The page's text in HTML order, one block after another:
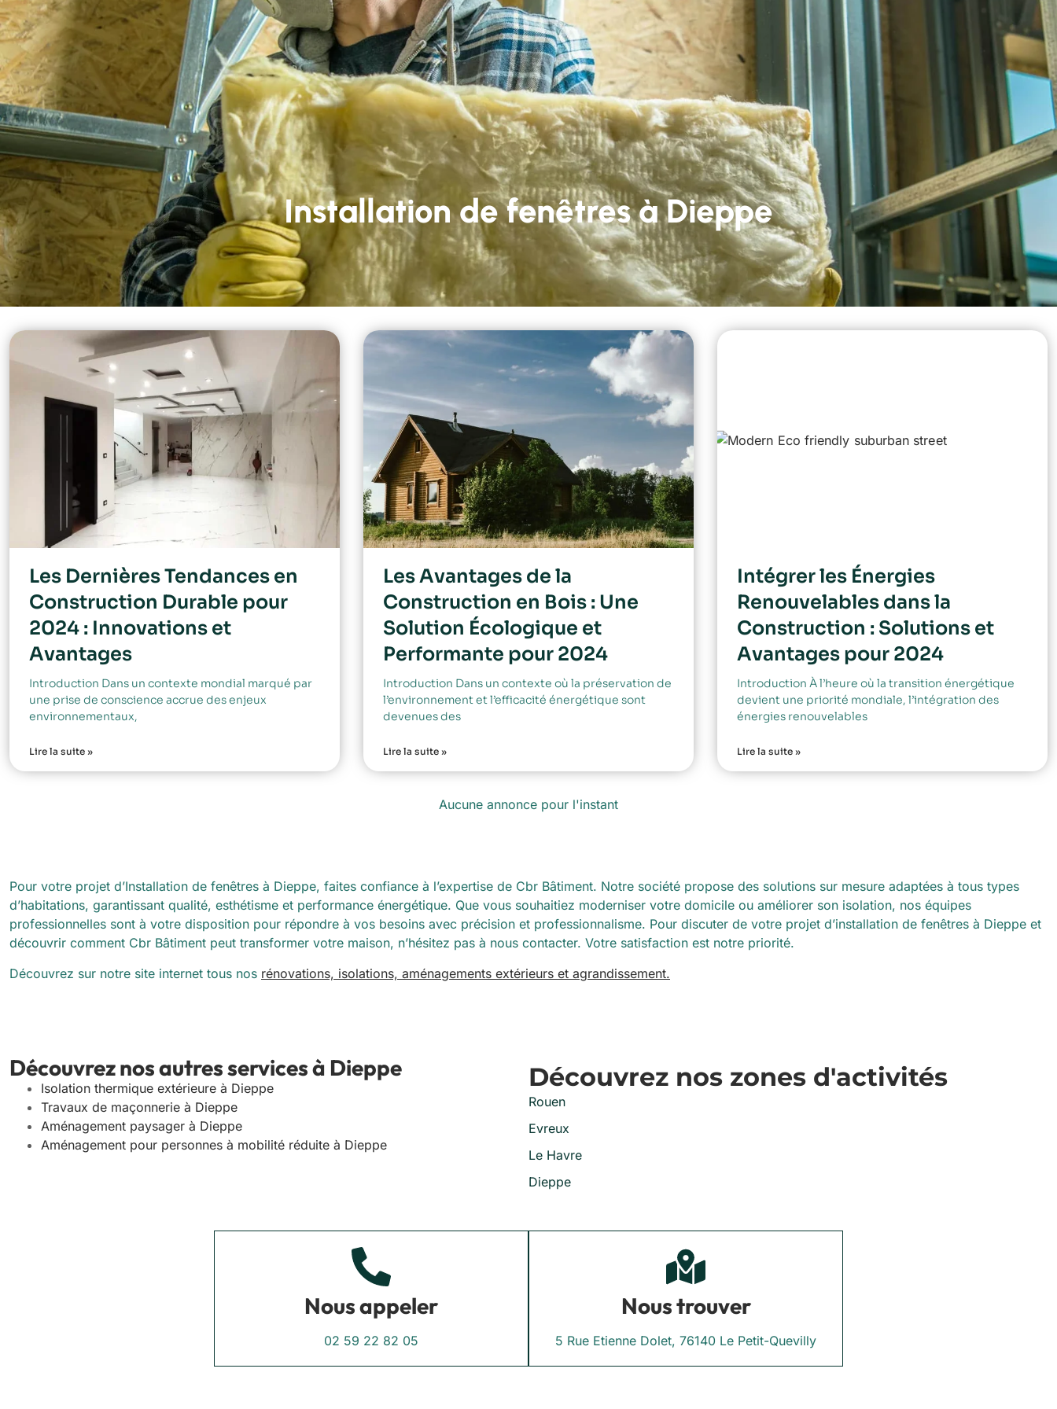
Nous contacter 02 59 22 82 05 Lun - Ven 9h-12h et 14h-18h
Accueil Nos services Nos réalisations Contact
Installation de fenêtres à Dieppe
Les Dernières Tendances en
Construction Durable pour
2024 : Innovations et
Avantages
Introduction Dans un contexte mondial marqué par
une prise de conscience accrue des enjeux
environnementaux,
Lire la suite »
Les Avantages de la
Construction en Bois : Une
Solution Écologique et
Performante pour 2024
Introduction Dans un contexte où la préservation de
l’environnement et l’efficacité énergétique sont
devenues des
Lire la suite »
Intégrer les Énergies
Renouvelables dans la
Construction : Solutions et
Avantages pour 2024
Introduction À l’heure où la transition énergétique
devient une priorité mondiale, l’intégration des
énergies renouvelables
Lire la suite »
Aucune annonce pour l'instant
Pour votre projet d’Installation de fenêtres à Dieppe, faites confiance à l’expertise de Cbr Bâtiment. Notre société propose des solutions sur mesure adaptées à tous types
d’habitations, garantissant qualité, esthétisme et performance énergétique. Que vous souhaitiez moderniser votre domicile ou améliorer son isolation, nos équipes
professionnelles sont à votre disposition pour répondre à vos besoins avec précision et professionnalisme. Pour discuter de votre projet d’installation de fenêtres à Dieppe et
découvrir comment Cbr Bâtiment peut transformer votre maison, n’hésitez pas à nous contacter. Votre satisfaction est notre priorité.
Découvrez sur notre site internet tous nos rénovations, isolations, aménagements extérieurs et agrandissement.
Découvrez nos autres services à Dieppe
Isolation thermique extérieure à Dieppe
Travaux de maçonnerie à Dieppe
Aménagement paysager à Dieppe
Aménagement pour personnes à mobilité réduite à Dieppe
Découvrez nos zones d'activités
Rouen
Evreux
Le Havre
Dieppe
Nous appeler
02 59 22 82 05
Nous trouver
5 Rue Etienne Dolet, 76140 Le Petit-Quevilly